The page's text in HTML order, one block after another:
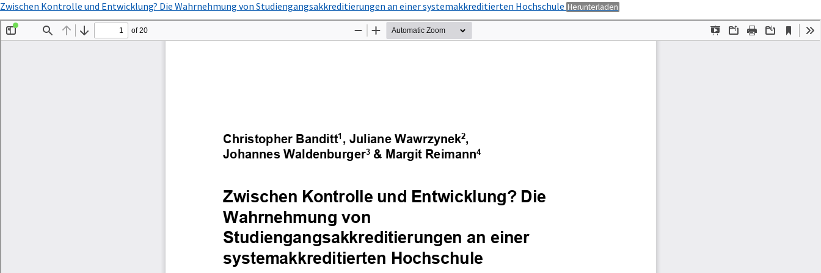
Zu
Artikeldetails
zurückkehren
Zwischen Kontrolle und Entwicklung? Die Wahrnehmung von Studiengangsakkreditierungen an einer systemakkreditierten Hochschule HerunterladenPDF
herunterladen